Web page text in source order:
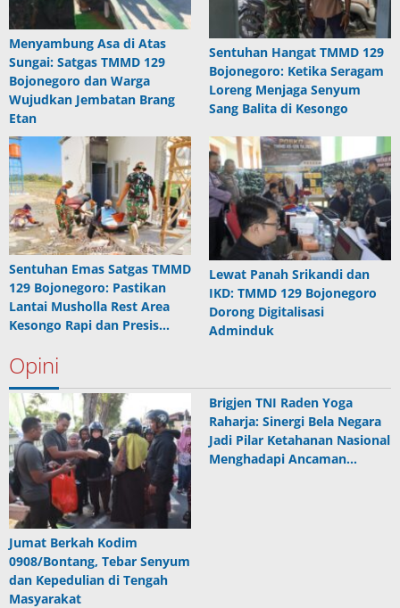
Menyambung Asa di Atas
Sungai: Satgas TMMD 129
Bojonegoro dan Warga
Wujudkan Jembatan Brang
Etan
Sentuhan Hangat TMMD 129
Bojonegoro: Ketika Seragam
Loreng Menjaga Senyum
Sang Balita di Kesongo
Sentuhan Emas Satgas TMMD
129 Bojonegoro: Pastikan
Lantai Musholla Rest Area
Kesongo Rapi dan Presis…
Lewat Panah Srikandi dan
IKD: TMMD 129 Bojonegoro
Dorong Digitalisasi
Adminduk
Opini
Jumat Berkah Kodim
0908/Bontang, Tebar Senyum
dan Kepedulian di Tengah
Masyarakat
Brigjen TNI Raden Yoga
Raharja: Sinergi Bela Negara
Jadi Pilar Ketahanan Nasional
Menghadapi Ancaman…